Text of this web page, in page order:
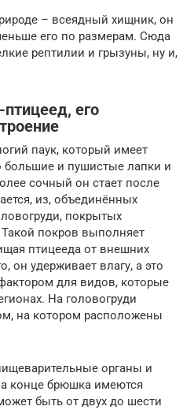
– всеядный хищник, он
его по размерам. Сюда
рептилии и грызуны, ну и,
его
паук, который имеет
большие и пушистые лапки и
сочный он стает после
из, объединённых
покрытых
покров выполняет
птицееда от внешних
он удерживает влагу, а это
для видов, которые
На головогруди
на котором расположены
органы и
конце брюшка имеются
быть от двух до шести